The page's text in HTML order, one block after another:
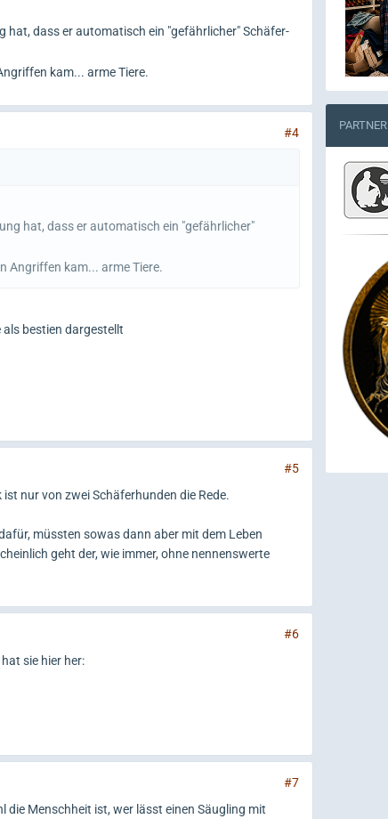
hat, dass er automatisch ein "gefährlicher" Schäfer-
kam... arme Tiere.
#4
hat, dass er automatisch ein "gefährlicher"
Angriffen kam... arme Tiere.
bestien dargestellt
#5
nur von zwei Schäferhunden die Rede.
müssten sowas dann aber mit dem Leben
geht der, wie immer, ohne nennenswerte
#6
sie hier her:
#7
die Menschheit ist, wer lässt einen Säugling mit
PARTNER